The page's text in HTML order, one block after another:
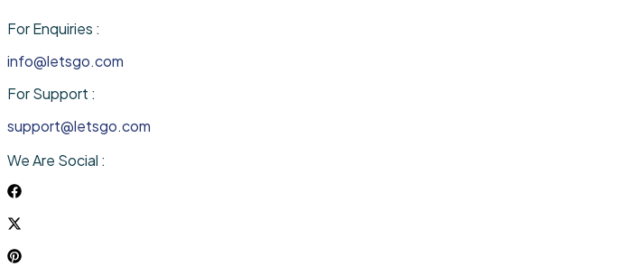
For Enquiries :
info@letsgo.com
For Support :
support@letsgo.com
We Are Social :